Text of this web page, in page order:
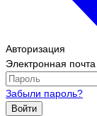
Авторизация
Электронная почта
Забыли пароль?
Войти